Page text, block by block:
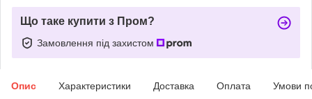
Що таке купити з Пром?
Замовлення під захистом
Опис Характеристики Доставка Оплата Умови